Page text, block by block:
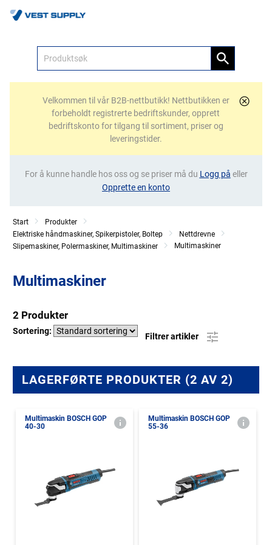
Velkommen til vår B2B-nettbutikk! Nettbutikken er
forbeholdt registrerte bedriftskunder, opprett
bedriftskonto for tilgang til sortiment, priser og
leveringstider.
For å kunne handle hos oss og se priser må du Logg på eller
Opprette en konto
Start
Produkter
Elektriske håndmaskiner, Spikerpistoler, Boltep
Nettdrevne
Slipemaskiner, Polermaskiner, Multimaskiner
Multimaskiner
Multimaskiner
2 Produkter
Sortering:
Filtrer artikler
LAGERFØRTE PRODUKTER (2 AV 2)
Multimaskin BOSCH GOP
40-30
Multimaskin BOSCH GOP
55-36